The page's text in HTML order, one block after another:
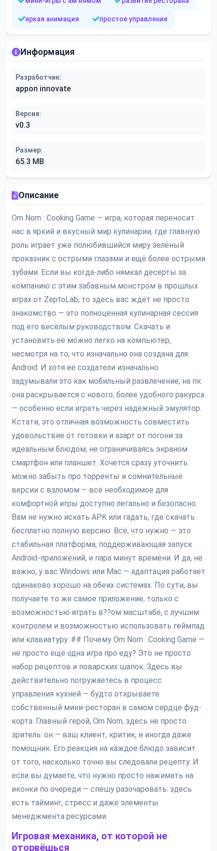
яркая анимация простое управление
Информация
Разработчик:
appon innovate
Версия:
v0.3
Размер:
65.3 MB
Описание
Om Nom : Cooking Game — игра, которая переносит
нас в яркий и вкусный мир кулинарии, где главную
роль играет уже полюбившийся миру зелёный
проказник с острыми глазами и ещё более острыми
зубами. Если вы когда-либо нямкал десерты за
компанию с этим забавным монстром в прошлых
играх от ZeptoLab, то здесь вас ждёт не просто
знакомство — это полноценная кулинарная сессия
под его весёлым руководством. Скачать и
установить её можно легко на компьютер,
несмотря на то, что изначально она создана для
Android. И хотя её создатели изначально
задумывали это как мобильный развлечение, на пк
она раскрывается с нового, более удобного ракурса
— особенно если играть через надёжный эмулятор.
Кстати, это отличная возможность совместить
удовольствие от готовки и азарт от погони за
идеальным блюдом, не ограничиваясь экраном
смартфон или планшет. Хочется сразу уточнить:
можно забыть про торренты и сомнительные
версии с взломом — всё необходимое для
комфортной игры доступно легально и безопасно.
Вам не нужно искать APK или гадать, где скачать
бесплатно полную версию. Всё, что нужно — это
стабильная платформа, поддерживающая запуск
Android-приложений, и пара минут времени. И да, не
важно, у вас Windows или Mac — адаптация работает
одинаково хорошо на обеих системах. По сути, вы
получаете то же самое приложение, только с
возможностью играть в??ом масштабе, с лучшим
контролем и возможностью использовать геймпад
или клавиатуру. ## Почему Om Nom : Cooking Game —
не просто ещё одна игра про еду? Это не просто
набор рецептов и поварских шапок. Здесь вы
действительно погружаетесь в процесс
управления кухней — будто открываете
собственный мини-ресторан в самом сердце фуд-
корта. Главный герой, Om Nom, здесь не просто
зритель: он — ваш клиент, критик, и иногда даже
помощник. Его реакция на каждое блюдо зависит
от того, насколько точно вы следовали рецепту. И
если вы думаете, что нужно просто нажимать на
иконки по очереди — спешу разочаровать: здесь
есть тайминг, стресс и даже элементы
менеджмента ресурсами.
Игровая механика, от которой не
оторвёшься